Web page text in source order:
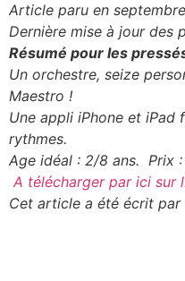
Article paru en
Dernière mise à jour des
Résumé pour les
Un orchestre, seize
Maestro !
Une appli iPhone et
rythmes.
Age idéal : 2/8 ans. Prix
A télécharger par ici sur
Cet article a été écrit par